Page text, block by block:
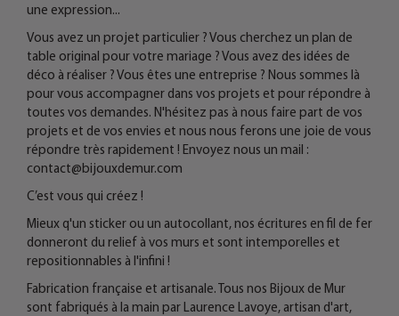
une expression...
Vous avez un projet particulier ? Vous cherchez un plan de
table original pour votre mariage ? Vous avez des idées de
déco à réaliser ? Vous êtes une entreprise ? Nous sommes là
pour vous accompagner dans vos projets et pour répondre à
toutes vos demandes. N'hésitez pas à nous faire part de vos
projets et de vos envies et nous nous ferons une joie de vous
répondre très rapidement ! Envoyez nous un mail :
contact@bijouxdemur.com
C’est vous qui créez !
Mieux q'un sticker ou un autocollant, nos écritures en fil de fer
donneront du relief à vos murs et sont intemporelles et
repositionnables à l'infini !
Fabrication française et artisanale. Tous nos Bijoux de Mur
sont fabriqués à la main par Laurence Lavoye, artisan d'art,